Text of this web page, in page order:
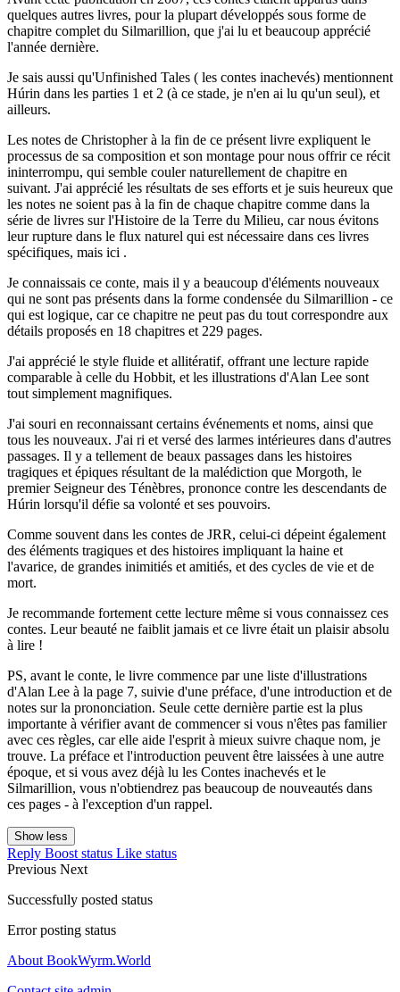
quelques autres livres, pour la plupart développés sous forme de
chapitre complet du Silmarillion, que j'ai lu et beaucoup apprécié
l'année dernière.
Je sais aussi qu'Unfinished Tales ( les contes inachevés) mentionnent
Húrin dans les parties 1 et 2 (à ce stade, je n'en ai lu qu'un seul), et
ailleurs.
Les notes de Christopher à la fin de ce présent livre expliquent le
processus de sa composition et son montage pour nous offrir ce récit
ininterrompu, qui semble couler naturellement de chapitre en
suivant. J'ai apprécié les résultats de ses efforts et je suis heureux que
les notes ne soient pas à la fin de chaque chapitre comme dans la
série de livres sur l'Histoire de la Terre du Milieu, car nous évitons
leur rupture dans le flux naturel qui est nécessaire dans ces livres
spécifiques, mais ici .
Je connaissais ce conte, mais il y a beaucoup d'éléments nouveaux
qui ne sont pas présents dans la forme condensée du Silmarillion - ce
qui est logique, car ce chapitre ne peut pas du tout correspondre aux
détails proposés en 18 chapitres et 229 pages.
J'ai apprécié le style fluide et allitératif, offrant une lecture rapide
comparable à celle du Hobbit, et les illustrations d'Alan Lee sont
tout simplement magnifiques.
J'ai souri en reconnaissant certains événements et noms, ainsi que
tous les nouveaux. J'ai ri et versé des larmes intérieures dans d'autres
passages. Il y a tellement de beaux passages dans les histoires
tragiques et épiques résultant de la malédiction que Morgoth, le
premier Seigneur des Ténèbres, prononce contre les descendants de
Húrin lorsqu'il défie sa volonté et ses pouvoirs.
Comme souvent dans les contes de JRR, celui-ci dépeint également
des éléments tragiques et des histoires impliquant la haine et
l'avarice, de grandes inimitiés et amitiés, et des cycles de vie et de
mort.
Je recommande fortement cette lecture même si vous connaissez ces
contes. Leur beauté ne faiblit jamais et ce livre était un plaisir absolu
à lire !
PS, avant le conte, le livre commence par une liste d'illustrations
d'Alan Lee à la page 7, suivie d'une préface, d'une introduction et de
notes sur la prononciation. Seule cette dernière partie est la plus
importante à vérifier avant de commencer si vous n'êtes pas familier
avec ces règles, car elle aide l'esprit à mieux suivre chaque nom, je
trouve. La préface et l'introduction peuvent être laissées à une autre
époque, et si vous avez déjà lu les Contes inachevés et le
Silmarillion, vous n'obtiendrez pas beaucoup de nouveautés dans
ces pages - à l'exception d'un rappel.
Show less
Reply Boost status Like status
Previous Next
Successfully posted status
Error posting status
About BookWyrm.World